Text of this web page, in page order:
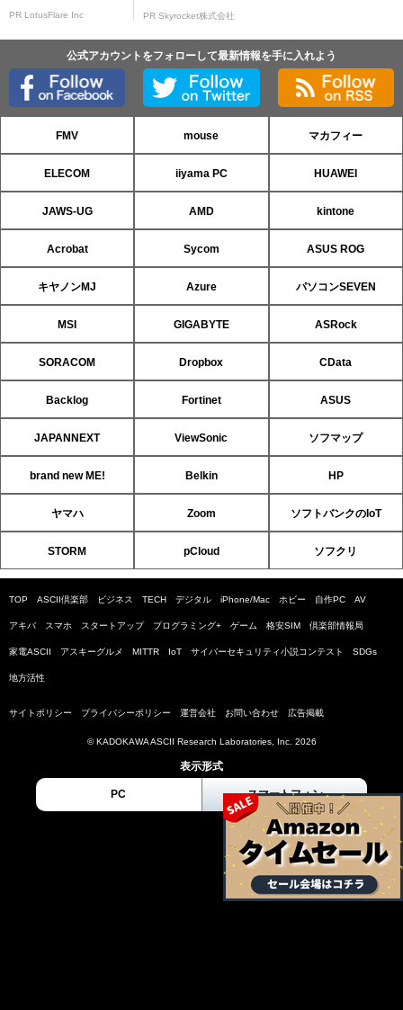
PR LotusFlare Inc PR Skyrocket株式会社
公式アカウントをフォローして最新情報を手に入れよう
FMV mouse マカフィー
ELECOM iiyama PC HUAWEI
JAWS-UG AMD kintone
Acrobat Sycom ASUS ROG
キヤノンMJ Azure パソコンSEVEN
MSI GIGABYTE ASRock
SORACOM Dropbox CData
Backlog Fortinet ASUS
JAPANNEXT ViewSonic ソフマップ
brand new ME! Belkin HP
ヤマハ Zoom ソフトバンクのIoT
STORM pCloud ソフクリ
TOP ASCII倶楽部 ビジネス TECH デジタル iPhone/Mac ホビー 自作PC AV
アキバ スマホ スタートアップ プログラミング+ ゲーム 格安SIM 倶楽部情報局
家電ASCII アスキーグルメ MITTR IoT サイバーセキュリティ小説コンテスト SDGs
地方活性
サイトポリシー プライバシーポリシー 運営会社 お問い合わせ 広告掲載
© KADOKAWA ASCII Research Laboratories, Inc. 2026
表示形式
PC スマートフォン